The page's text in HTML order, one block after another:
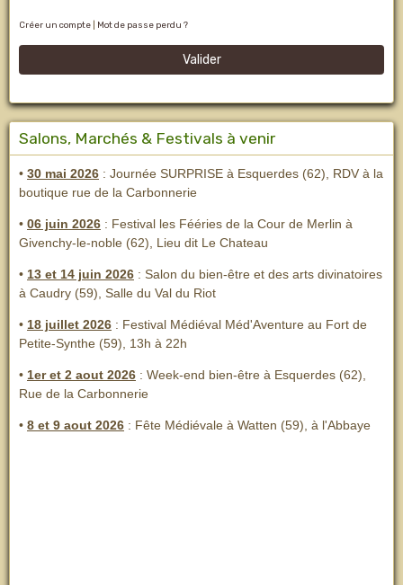
Créer un compte Mot de passe perdu ?
Valider
Salons, Marchés & Festivals à venir
• 30 mai 2026 : Journée SURPRISE à Esquerdes (62), RDV à la
boutique rue de la Carbonnerie
• 06 juin 2026 : Festival les Fééries de la Cour de Merlin à
Givenchy-le-noble (62), Lieu dit Le Chateau
• 13 et 14 juin 2026 : Salon du bien-être et des arts divinatoires
à Caudry (59), Salle du Val du Riot
• 18 juillet 2026 : Festival Médiéval Méd'Aventure au Fort de
Petite-Synthe (59), 13h à 22h
• 1er et 2 aout 2026 : Week-end bien-être à Esquerdes (62),
Rue de la Carbonnerie
• 8 et 9 aout 2026 : Fête Médiévale à Watten (59), à l'Abbaye